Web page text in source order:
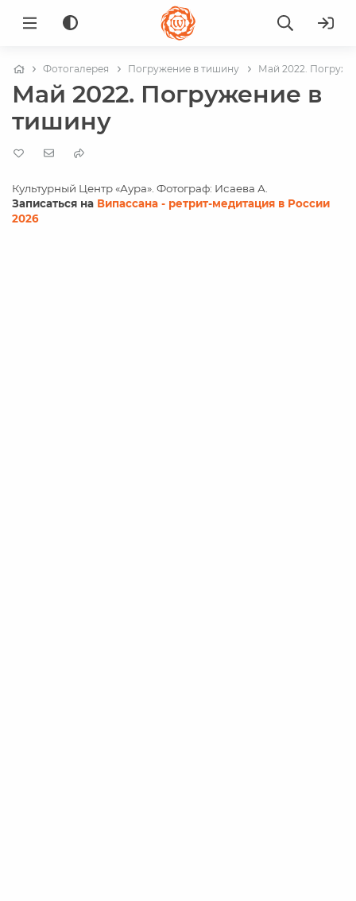
Фотогалерея Погружение в тишину Май 2022.
Май 2022. Погружение в
тишину
Культурный Центр «Аура». Фотограф: Исаева А.
Записаться на Випассана - ретрит-медитация в России
2026